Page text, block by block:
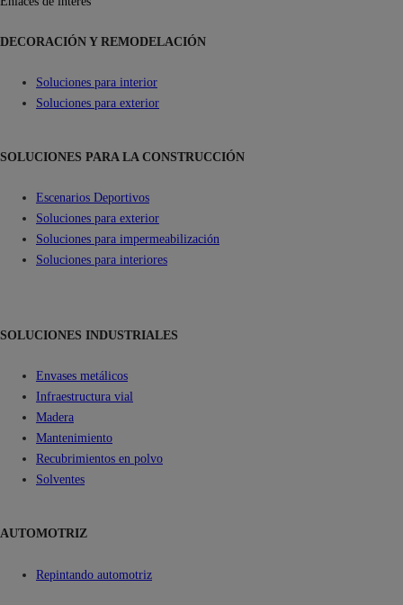
DECORACIÓN Y REMODELACIÓN
Soluciones para interior
Soluciones para exterior
SOLUCIONES PARA LA CONSTRUCCIÓN
Escenarios Deportivos
Soluciones para exterior
Soluciones para impermeabilización
Soluciones para interiores
SOLUCIONES INDUSTRIALES
Envases metálicos
Infraestructura vial
Madera
Mantenimiento
Recubrimientos en polvo
Solventes
AUTOMOTRIZ
Repintando automotriz